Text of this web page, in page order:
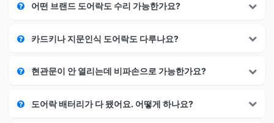
어떤 브랜드 도어락도 수리 가능한가요?
카드키나 지문인식 도어락도 다루나요?
현관문이 안 열리는데 비파손으로 가능한가요?
도어락 배터리가 다 됐어요. 어떻게 하나요?